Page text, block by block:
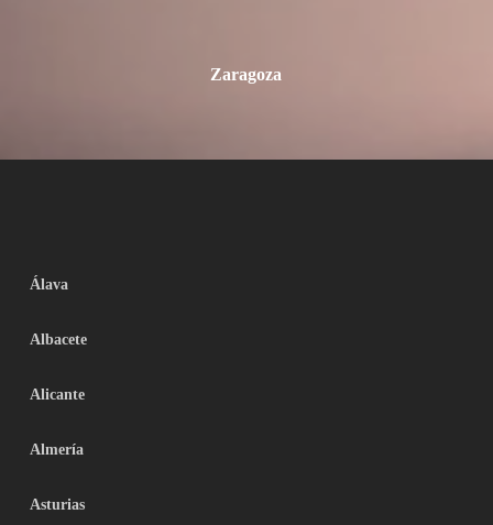
Zaragoza
Álava
Albacete
Alicante
Almería
Asturias